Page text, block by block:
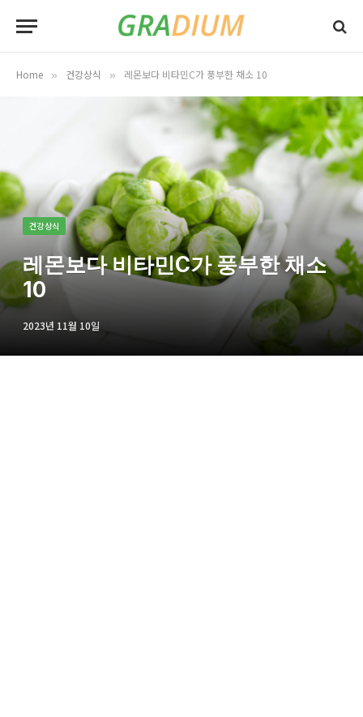
Home » 건강상식 » 레몬보다 비타민C가 풍부한 채소 10
건강상식
레몬보다 비타민C가 풍부한 채소
10
2023년 11월 10일